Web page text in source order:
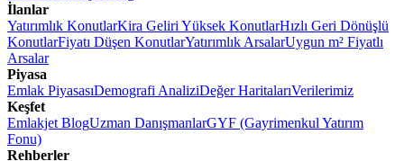
İlanlar
Yatırımlık KonutlarKira Geliri Yüksek KonutlarHızlı Geri Dönüşlü
KonutlarFiyatı Düşen KonutlarYatırımlık ArsalarUygun m² Fiyatlı
Arsalar
Piyasa
Emlak PiyasasıDemografi AnaliziDeğer HaritalarıVerilerimiz
Keşfet
Emlakjet BlogUzman DanışmanlarGYF (Gayrimenkul Yatırım
Fonu)
Rehberler